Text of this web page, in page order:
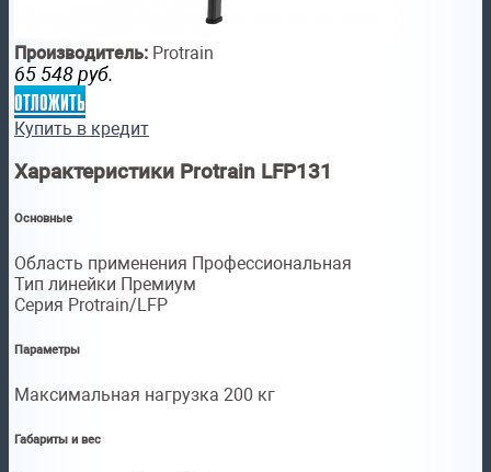
Производитель: Protrain
65 548 руб.
отложить
Купить в кредит
Характеристики Protrain LFP131
Основные
Область применения Профессиональная
Тип линейки Премиум
Серия Protrain/LFP
Параметры
Максимальная нагрузка 200 кг
Габариты и вес